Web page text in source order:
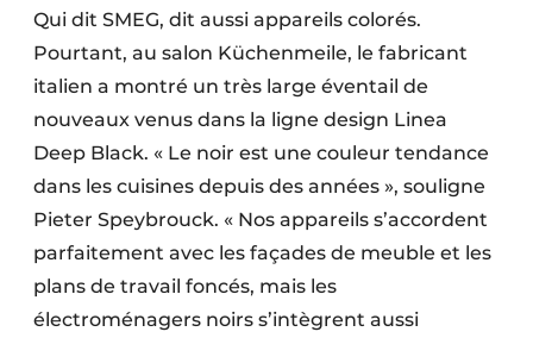
Qui dit SMEG, dit aussi appareils colorés.
Pourtant, au salon Küchenmeile, le fabricant
italien a montré un très large éventail de
nouveaux venus dans la ligne design Linea
Deep Black. « Le noir est une couleur tendance
dans les cuisines depuis des années », souligne
Pieter Speybrouck. « Nos appareils s’accordent
parfaitement avec les façades de meuble et les
plans de travail foncés, mais les
électroménagers noirs s’intègrent aussi